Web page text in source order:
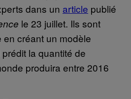
dans un article publié
le 23 juillet. Ils sont
en créant un modèle
la quantité de
produira entre 2016